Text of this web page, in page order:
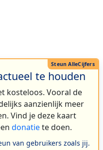
te houden
kosteloos. Vooral de
aanzienlijk meer
Vind je deze kaart
donatiete doen.
van gebruikers zoals jij.